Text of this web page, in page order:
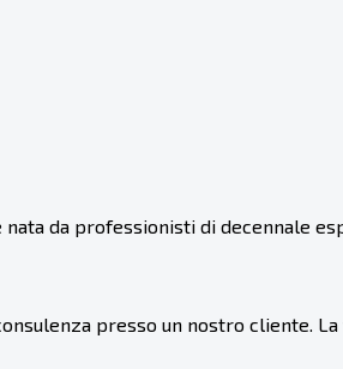
da professionisti di decennale
presso un nostro cliente.